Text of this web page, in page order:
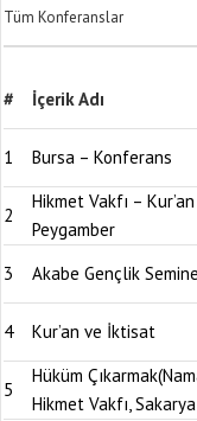
Tüm Konferanslar
# İçerik Adı
1 Bursa – Konferans
2
Hikmet Vakfı –
Peygamber
3
Akabe Gençlik
4
Kur’an ve İktisat
5
Hüküm
Hikmet Vakfı, Sakarya